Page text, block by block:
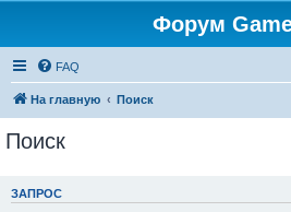
Форум
FAQ
На главную Поиск
Поиск
ЗАПРОС